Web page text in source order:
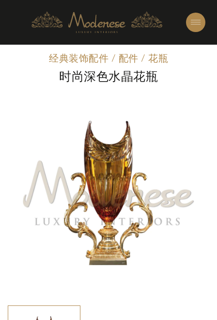
经典装饰配件 / 配件 / 花瓶
时尚深色水晶花瓶